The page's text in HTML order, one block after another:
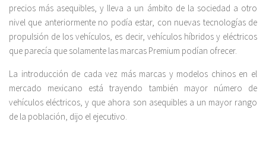
precios más asequibles, y lleva a un ámbito de la sociedad a otro
nivel que anteriormente no podía estar, con nuevas tecnologías de
propulsión de los vehículos, es decir, vehículos híbridos y eléctricos
que parecía que solamente las marcas Premium podían ofrecer.
La introducción de cada vez más marcas y modelos chinos en el
mercado mexicano está trayendo también mayor número de
vehículos eléctricos, y que ahora son asequibles a un mayor rango
de la población, dijo el ejecutivo.